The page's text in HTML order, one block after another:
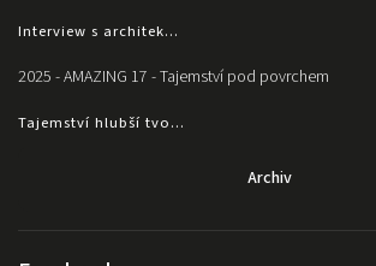
Interview s architek...
2025 - AMAZING 17 - Tajemství pod povrchem
Tajemství hlubší tvo...
Archiv